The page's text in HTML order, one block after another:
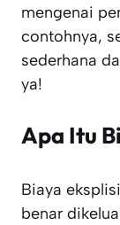
mengenai
contohnya,
sederhana
ya!
Apa Itu
Biaya
benar